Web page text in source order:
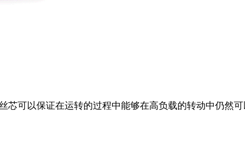
可以保证在运转的过程中能够在高负载的转动中仍然